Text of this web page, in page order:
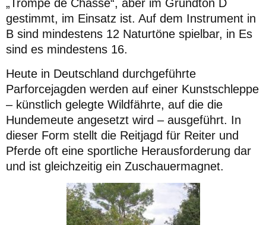
„Trompe de Chasse“, aber im Grundton D
gestimmt, im Einsatz ist. Auf dem Instrument in
B sind mindestens 12 Naturtöne spielbar, in Es
sind es mindestens 16.
Heute in Deutschland durchgeführte
Parforcejagden werden auf einer Kunstschleppe
– künstlich gelegte Wildfährte, auf die die
Hundemeute angesetzt wird – ausgeführt. In
dieser Form stellt die Reitjagd für Reiter und
Pferde oft eine sportliche Herausforderung dar
und ist gleichzeitig ein Zuschauermagnet.